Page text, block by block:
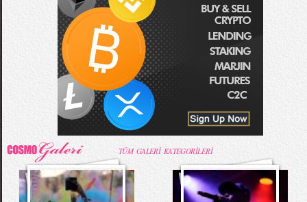
TÜM GALERİ KATEGORİLERİ